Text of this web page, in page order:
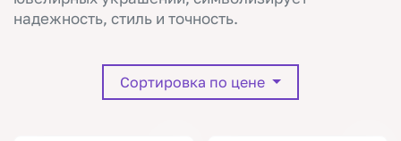
надежность, стиль и точность.
Сортировка по цене